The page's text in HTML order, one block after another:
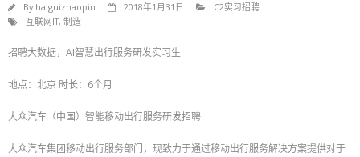
- B12国内大型银行
- B13证券/基金
- B14保险行业
- B15其他金融名企
- B2会计师事务所
By haiguizhaopin 2018年1月31日
C2实习招聘
互联网IT, 制造
招聘大数据，AI智慧出行服务研发实习生
地点：北京 时长：6个月
大众汽车（中国）智能移动出行服务研发招聘
大众汽车集团移动出行服务部门，现致力于通过移动出行服务解决方案提供对于